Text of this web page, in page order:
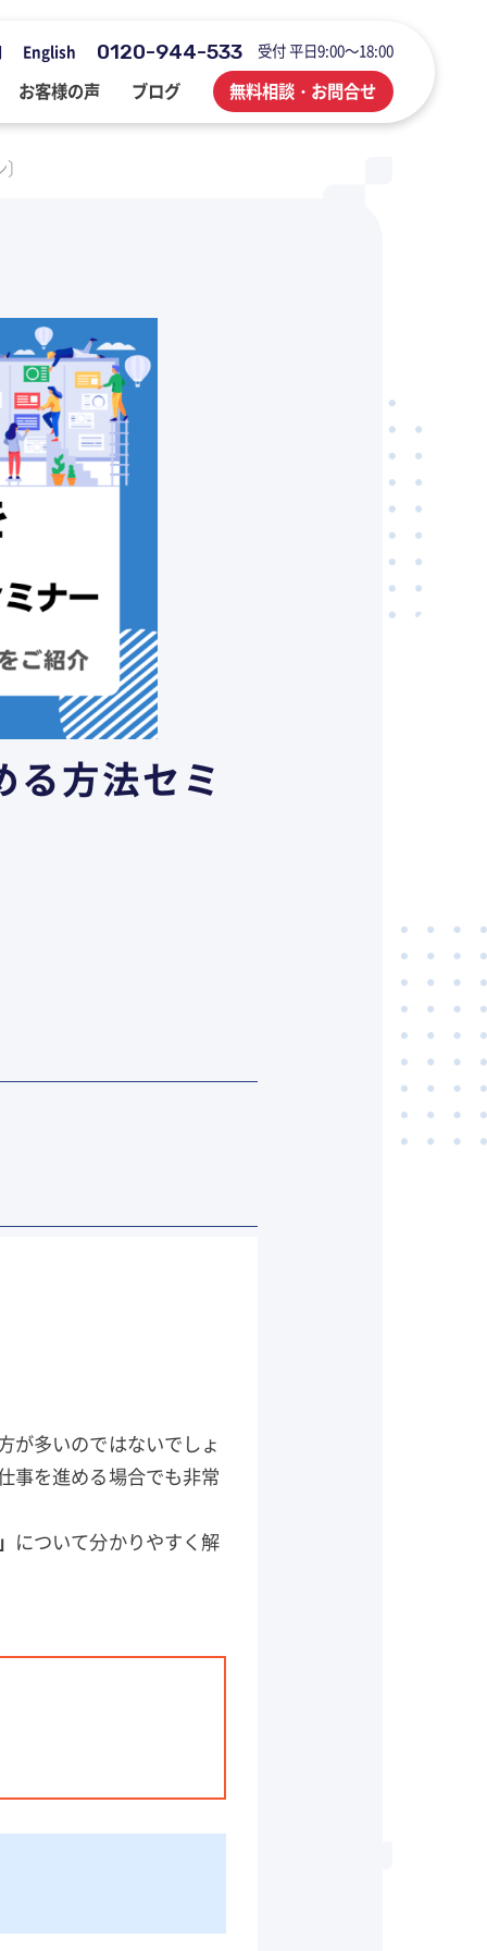
English 0120-944-533 受付 平日9:00～18:00
業務改善・IT活用
医療・介護・調剤薬局等支援
行政手続
お客様の声 ブログ
業務改善・IT活用ブログ
不動産コンサルブログ
社員でつくる 明るく楽しく元気に
前向きブログ
無料相談・お問合せ
方法セミ
が多いのではないでしょ
事を進める場合でも非常
について分かりやすく解